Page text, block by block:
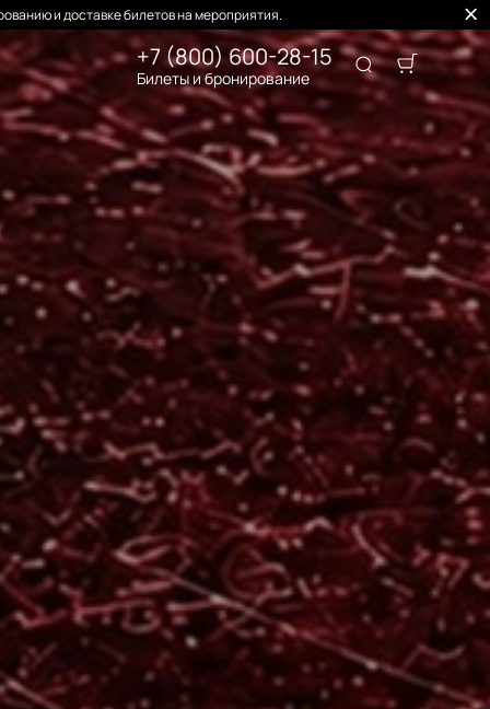
и доставке билетов на мероприятия.
+7 (800) 600-28-15
Билеты и бронирование